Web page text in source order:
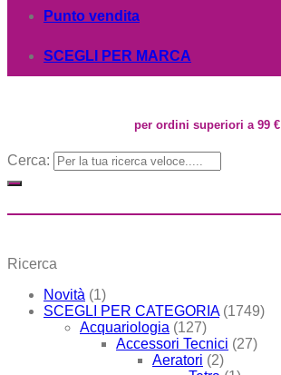
Punto vendita
SCEGLI PER MARCA
per ordini superiori a 99 €
Cerca:
Ricerca
Novità (1)
SCEGLI PER CATEGORIA (1749)
Acquariologia (127)
Accessori Tecnici (27)
Aeratori (2)